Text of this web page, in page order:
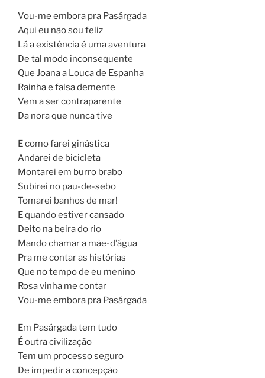
Vou-me embora pra Pasárgada
Aqui eu não sou feliz
Lá a existência é uma aventura
De tal modo inconsequente
Que Joana a Louca de Espanha
Rainha e falsa demente
Vem a ser contraparente
Da nora que nunca tive
E como farei ginástica
Andarei de bicicleta
Montarei em burro brabo
Subirei no pau-de-sebo
Tomarei banhos de mar!
E quando estiver cansado
Deito na beira do rio
Mando chamar a mãe-d’água
Pra me contar as histórias
Que no tempo de eu menino
Rosa vinha me contar
Vou-me embora pra Pasárgada
Em Pasárgada tem tudo
É outra civilização
Tem um processo seguro
De impedir a concepção